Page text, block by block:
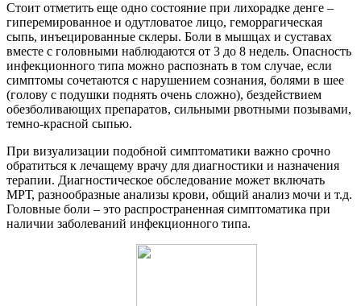
Стоит отметить еще одно состояние при лихорадке денге –
гиперемированное и одутловатое лицо, геморрагическая
сыпь, инъецированные склеры. Боли в мышцах и суставах
вместе с головными наблюдаются от 3 до 8 недель. Опасность
инфекционного типа можно распознать в том случае, если
симптомы сочетаются с нарушением сознания, болями в шее
(голову с подушки поднять очень сложно), бездействием
обезболивающих препаратов, сильными рвотными позывами,
темно-красной сыпью.
При визуализации подобной симптоматики важно срочно
обратиться к лечащему врачу для диагностики и назначения
терапии. Диагностическое обследование может включать
МРТ, разнообразные анализы крови, общий анализ мочи и т.д.
Головные боли – это распространенная симптоматика при
наличии заболеваний инфекционного типа.